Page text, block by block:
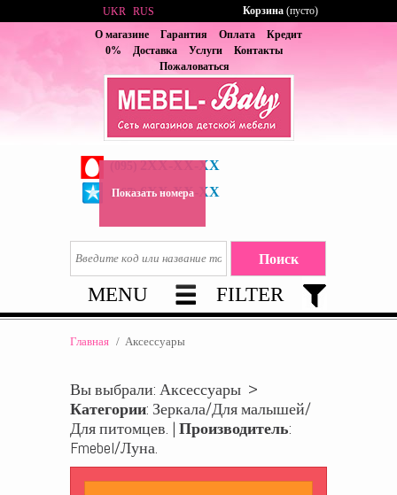
О магазине Гарантия Оплата
Кредит
0%
Доставка Услуги
Контакты
Пожаловаться
2XX-XX-XX
(067) 6XX-XX-XX
Показать номера
UKR RUS Корзина (пусто)
MENU FILTER
Главная / Аксессуары
Вы выбрали: Аксессуары >
Категории: Зеркала/Для малышей/
Для питомцев. | Производитель:
Fmebel/Луна.